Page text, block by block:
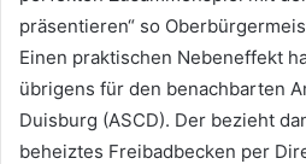
präsentieren“ so
Einen praktischen Nebeneffekt
übrigens für den benachbarten
Duisburg (ASCD). Der bezieht
beheiztes Freibadbecken per